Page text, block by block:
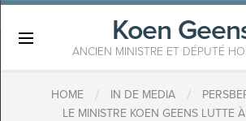
Koen
ANCIEN MINISTRE ET DÉPUTÉ
HOME / IN DE MEDIA /
LE MINISTRE KOEN GEENS LUTTE À